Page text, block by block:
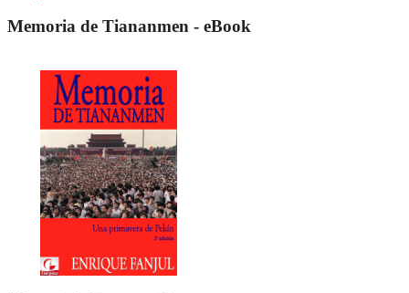
Memoria de Tiananmen - eBook